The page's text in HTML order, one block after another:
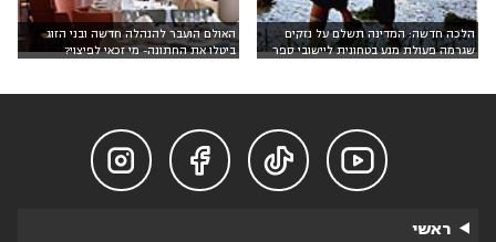
הלכה חדשה: המדינה תשלם על נזקים
שגרמה פעולת מנע בטחונית ליישובי ספר
האולם הועבר להנהלה חדשה ובני הזוג
ביטלו את החתונה- מי זכאי לפיצוי?




ראשי